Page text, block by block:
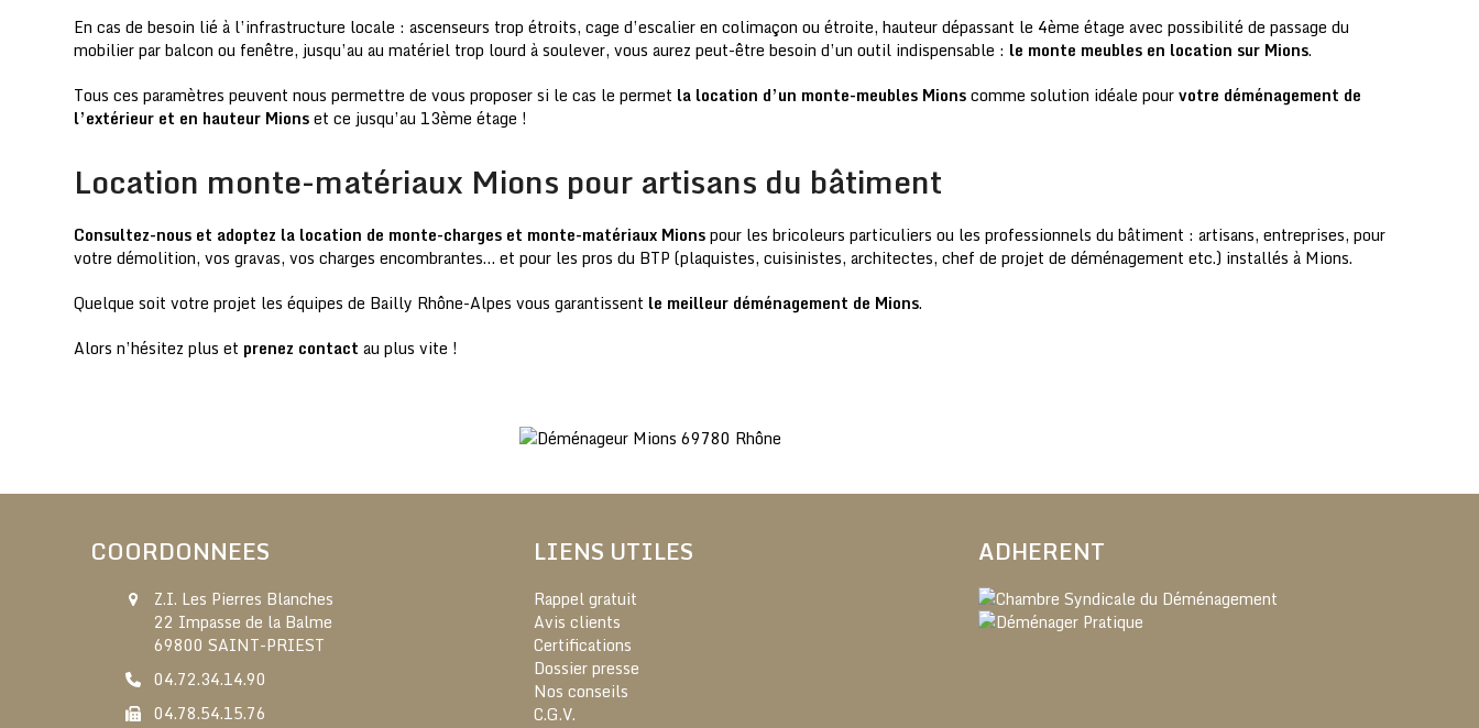
En cas de besoin lié à l’infrastructure locale : ascenseurs trop étroits, cage d’escalier en colimaçon ou étroite, hauteur dépassant le 4ème étage avec possibilité de passage du
mobilier par balcon ou fenêtre, jusqu’au au matériel trop lourd à soulever, vous aurez peut-être besoin d’un outil indispensable : le monte meubles en location sur Mions.
Tous ces paramètres peuvent nous permettre de vous proposer si le cas le permet la location d’un monte-meubles Mionscomme solution idéale pourvotre déménagement de
l’extérieur et en hauteur Mionset ce jusqu’au 13ème étage !
Location monte-matériaux Mions pour artisans du bâtiment
Consultez-nous et adoptez la location de monte-charges et monte-matériaux Mionspour les bricoleurs particuliers ou les professionnels du bâtiment : artisans, entreprises, pour
votre démolition, vos gravas, vos charges encombrantes… et pour les pros du BTP (plaquistes, cuisinistes, architectes, chef de projet de déménagement etc.) installés à Mions.
Quelque soit votre projet les équipes de Bailly Rhône-Alpes vous garantissent le meilleur déménagement de Mions.
Alors n’hésitez plus et prenez contact au plus vite !
COORDONNEES
Z.I. Les Pierres Blanches
22 Impasse de la Balme
69800 SAINT-PRIEST
04.72.34.14.90
04.78.54.15.76
LIENS UTILES
Rappel gratuit
Avis clients
Certifications
Dossier presse
Nos conseils
C.G.V.
ADHERENT